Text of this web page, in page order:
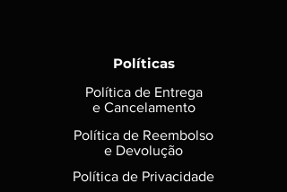
Políticas
Política de Entrega
e Cancelamento
Política de Reembolso
e Devolução
Política de Privacidade